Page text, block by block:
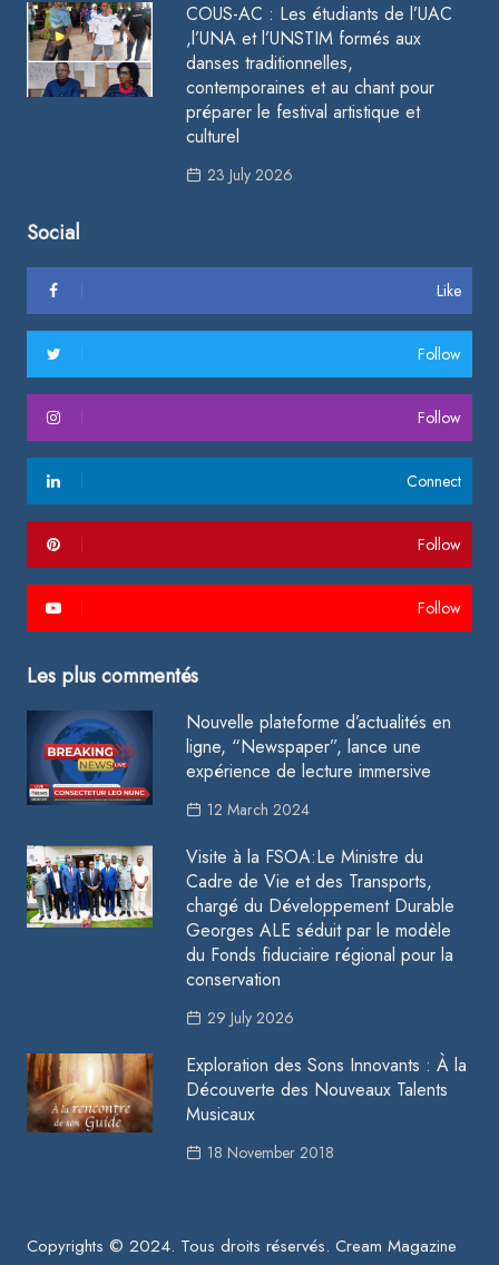
COUS-AC : Les étudiants de l’UAC
,l’UNA et l’UNSTIM formés aux
danses traditionnelles,
contemporaines et au chant pour
préparer le festival artistique et
culturel
23 July 2026
Social
Like
Follow
Follow
Connect
Follow
Follow
Les plus commentés
Nouvelle plateforme d’actualités en
ligne, “Newspaper”, lance une
expérience de lecture immersive
12 March 2024
Visite à la FSOA:Le Ministre du
Cadre de Vie et des Transports,
chargé du Développement Durable
Georges ALE séduit par le modèle
du Fonds fiduciaire régional pour la
conservation
29 July 2026
Exploration des Sons Innovants : À la
Découverte des Nouveaux Talents
Musicaux
18 November 2018
Copyrights © 2024. Tous droits réservés. Cream Magazine